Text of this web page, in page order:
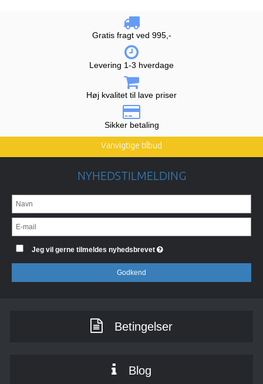
Gratis fragt ved 995,-
Levering 1-3 hverdage
Høj kvalitet til lave priser
Sikker betaling
Vanvigtige tilbud
NYHEDSTILMELDING
Jeg vil gerne tilmeldes nyhedsbrevet
Godkend
Betingelser
Blog